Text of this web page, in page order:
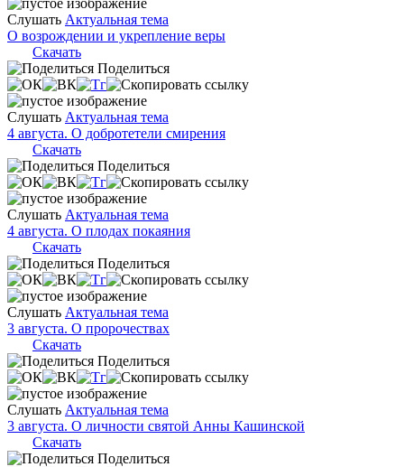
Слушать Актуальная тема
О возрождении и укрепление веры
Скачать
Поделиться
Слушать Актуальная тема
4 августа. О добротетели смирения
Скачать
Поделиться
Слушать Актуальная тема
4 августа. О плодах покаяния
Скачать
Поделиться
Слушать Актуальная тема
3 августа. О пророчествах
Скачать
Поделиться
Слушать Актуальная тема
3 августа. О личности святой Анны Кашинской
Скачать
Поделиться